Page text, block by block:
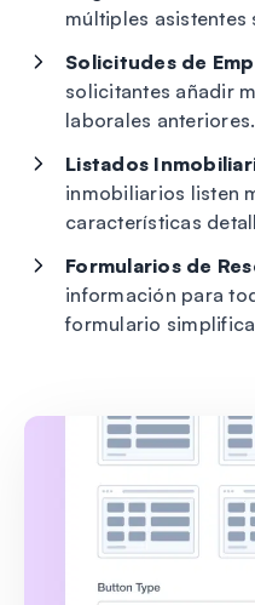
múltiples asistentes
Solicitudes de
solicitantes añadir
laborales anteriores.
Listados
inmobiliarios listen
características
Formularios de
información para
formulario